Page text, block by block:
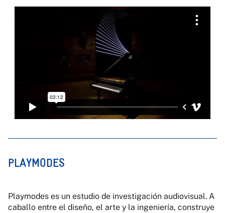
PLAYMODES
Playmodes es un estudio de investigación audiovisual. A
caballo entre el diseño, el arte y la ingeniería, construye